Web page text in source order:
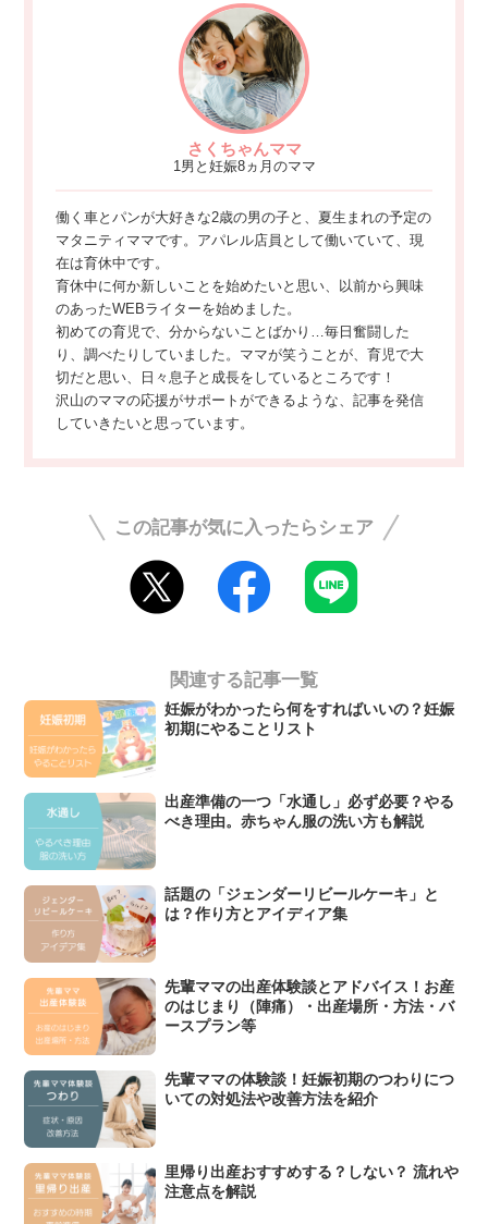
さくちゃんママ
1男と妊娠8ヵ月のママ
働く車とパンが大好きな2歳の男の子と、夏生まれの予定の
マタニティママです。アパレル店員として働いていて、現
在は育休中です。
育休中に何か新しいことを始めたいと思い、以前から興味
のあったWEBライターを始めました。
初めての育児で、分からないことばかり…毎日奮闘した
り、調べたりしていました。ママが笑うことが、育児で大
切だと思い、日々息子と成長をしているところです！
沢山のママの応援がサポートができるような、記事を発信
していきたいと思っています。
この記事が気に入ったらシェア
関連する記事一覧
妊娠がわかったら何をすればいいの？妊娠
初期にやることリスト
出産準備の一つ「水通し」必ず必要？やる
べき理由。赤ちゃん服の洗い方も解説
話題の「ジェンダーリビールケーキ」と
は？作り方とアイディア集
先輩ママの出産体験談とアドバイス！お産
のはじまり（陣痛）・出産場所・方法・バ
ースプラン等
先輩ママの体験談！妊娠初期のつわりにつ
いての対処法や改善方法を紹介
里帰り出産おすすめする？しない？ 流れや
注意点を解説